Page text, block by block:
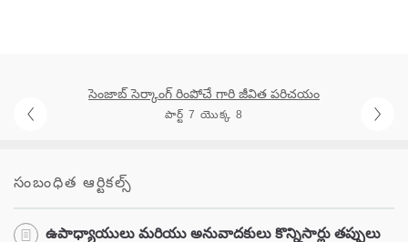
సెంజాబ్ సెర్కాంగ్ రింపోచే గారి జీవిత పరిచయం
పార్ట్ 7 యొక్క 8
సంబంధిత ఆర్టికల్స్
ఉపాధ్యాయులు మరియు అనువాదకులు కొన్నిసార్లు తప్పులు